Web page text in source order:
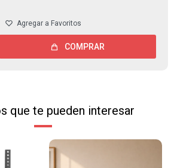
COMPRAR
que te pueden interesar